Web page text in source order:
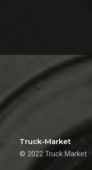
Truck-Market
© 2022 Truck Market